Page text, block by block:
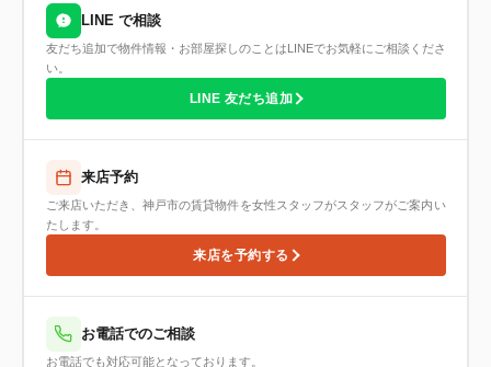
LINE で相談
友だち追加で物件情報・お部屋探しのことはLINEでお気軽にご相談くださ
い。
LINE 友だち追加
来店予約
ご来店いただき、神戸市の賃貸物件を女性スタッフがスタッフがご案内い
たします。
来店を予約する
お電話でのご相談
お電話でも対応可能となっております。